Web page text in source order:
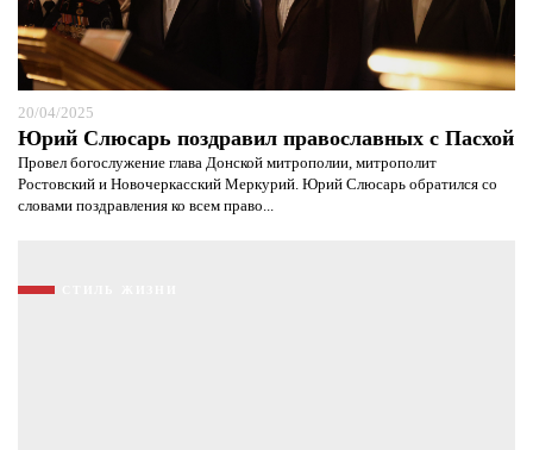
20/04/2025
Юрий Слюсарь поздравил православных с Пасхой
Провел богослужение глава Донской митрополии, митрополит
Ростовский и Новочеркасский Меркурий. Юрий Слюсарь обратился со
словами поздравления ко всем право...